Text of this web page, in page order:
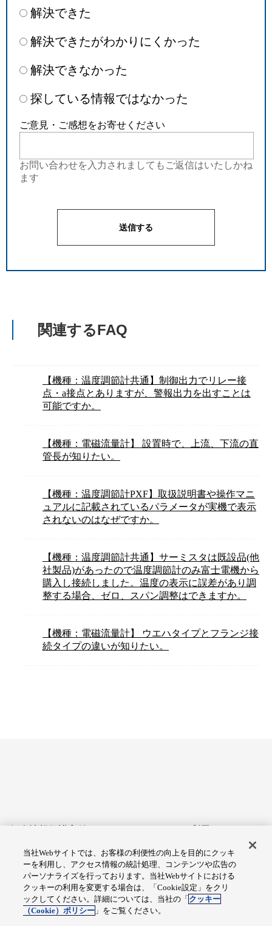
解決できた
解決できたがわかりにくかった
解決できなかった
探している情報ではなかった
ご意見・ご感想をお寄せください
お問い合わせを入力されましてもご返信はいたしかね
ます
関連するFAQ
【機種：温度調節計共通】制御出力でリレー接
点・a接点とありますが、警報出力を出すことは
可能ですか。
【機種：電磁流量計】 設置時で、上流、下流の直
管長が知りたい。
【機種：温度調節計PXF】取扱説明書や操作マニ
ュアルに記載されているパラメータが実機で表示
されないのはなぜですか。
【機種：温度調節計共通】サーミスタは既設品(他
社製品)があったので温度調節計のみ富士電機から
購入し接続しました。温度の表示に誤差があり調
整する場合、ゼロ、スパン調整はできますか。
【機種：電磁流量計】 ウエハタイプとフランジ接
続タイプの違いが知りたい。
アクセシビリティへの対応
Cookie設定
総合サイトマップ
当社Webサイトでは、お客様の利便性の向上を目的にクッキ
ーを利用し、アクセス情報の統計処理、コンテンツや広告の
パーソナライズを行っております。当社Webサイトにおける
クッキーの利用を変更する場合は、「Cookie設定」をクリ
ックしてください。詳細については、当社の「 クッキー
（Cookie）ポリシー 」をご覧ください。